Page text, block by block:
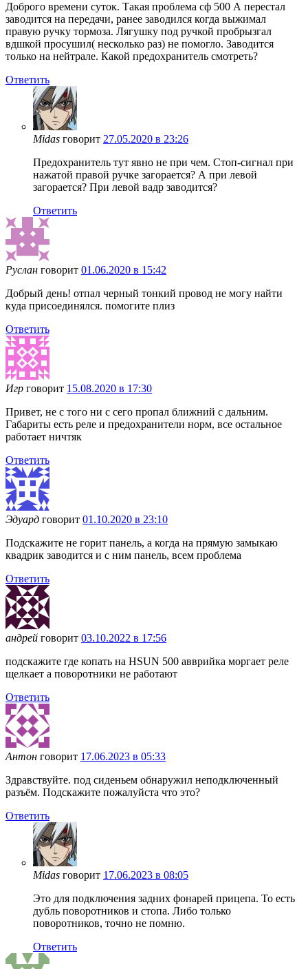
Доброго времени суток. Такая проблема сф 500 А перестал
заводится на передачи, ранее заводился когда выжимал
правую ручку тормоза. Лягушку под ручкой пробрызгал
вдшкой просушил( несколько раз) не помогло. Заводится
только на нейтрале. Какой предохранитель смотреть?
Ответить
Midas говорит 27.05.2020 в 23:26
Предохранитель тут явно не при чем. Стоп-сигнал при
нажатой правой ручке загорается? А при левой
загорается? При левой вадр заводится?
Ответить
Руслан говорит 01.06.2020 в 15:42
Добрый день! отпал черный тонкий провод не могу найти
куда присоединялся. помогите плиз
Ответить
Игр говорит 15.08.2020 в 17:30
Привет, не с того ни с сего пропал ближний с дальним.
Габариты есть реле и предохранители норм, все остальное
работает ничтяк
Ответить
Эдуард говорит 01.10.2020 в 23:10
Подскажите не горит панель, а когда на прямую замыкаю
квадрик заводится и с ним панель, всем проблема
Ответить
андрей говорит 03.10.2022 в 17:56
подскажите где копать на HSUN 500 авврийка моргает реле
щелкает а поворотники не работают
Ответить
Антон говорит 17.06.2023 в 05:33
Здравствуйте. под сиденьем обнаружил неподключенный
разъём. Подскажите пожалуйста что это?
Ответить
Midas говорит 17.06.2023 в 08:05
Это для подключения задних фонарей прицепа. То есть
дубль поворотников и стопа. Либо только
поворотников, точно не помню.
Ответить